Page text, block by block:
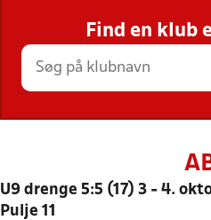
STILLINGER,
Find en klub
U9 drenge 5:5 (17) 3 - 4.
Pulje 11